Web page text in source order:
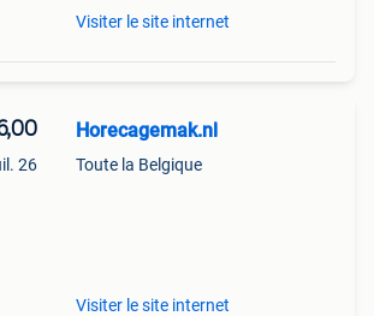
Visiter le site internet
26
Horecagemak.nl
Toute la Belgique
Visiter le site internet